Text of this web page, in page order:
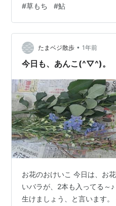
い。 いらないモノをあげた
手作りお菓子をもらっては
釣ってしまった。 社長職を
ったから、自宅の敷地の一部
ることにしたと言う。 我が
#草もち #鮎
たまベジ散歩 • 1年前
今日も、あんこ(^▽^)。
お花のおけいこ 今日は、お
いバラが、2本も入ってる～
生けましょう、と言います